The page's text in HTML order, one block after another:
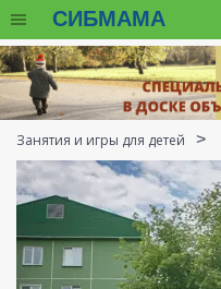
СИБМАМА
Занятия и игры для детей